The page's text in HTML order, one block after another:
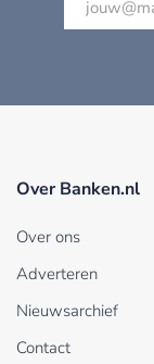
Over Banken.nl
Over ons
Adverteren
Nieuwsarchief
Contact